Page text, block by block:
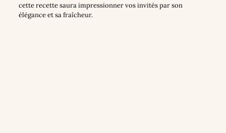
cette recette saura impressionner vos invités par son
élégance et sa fraîcheur.